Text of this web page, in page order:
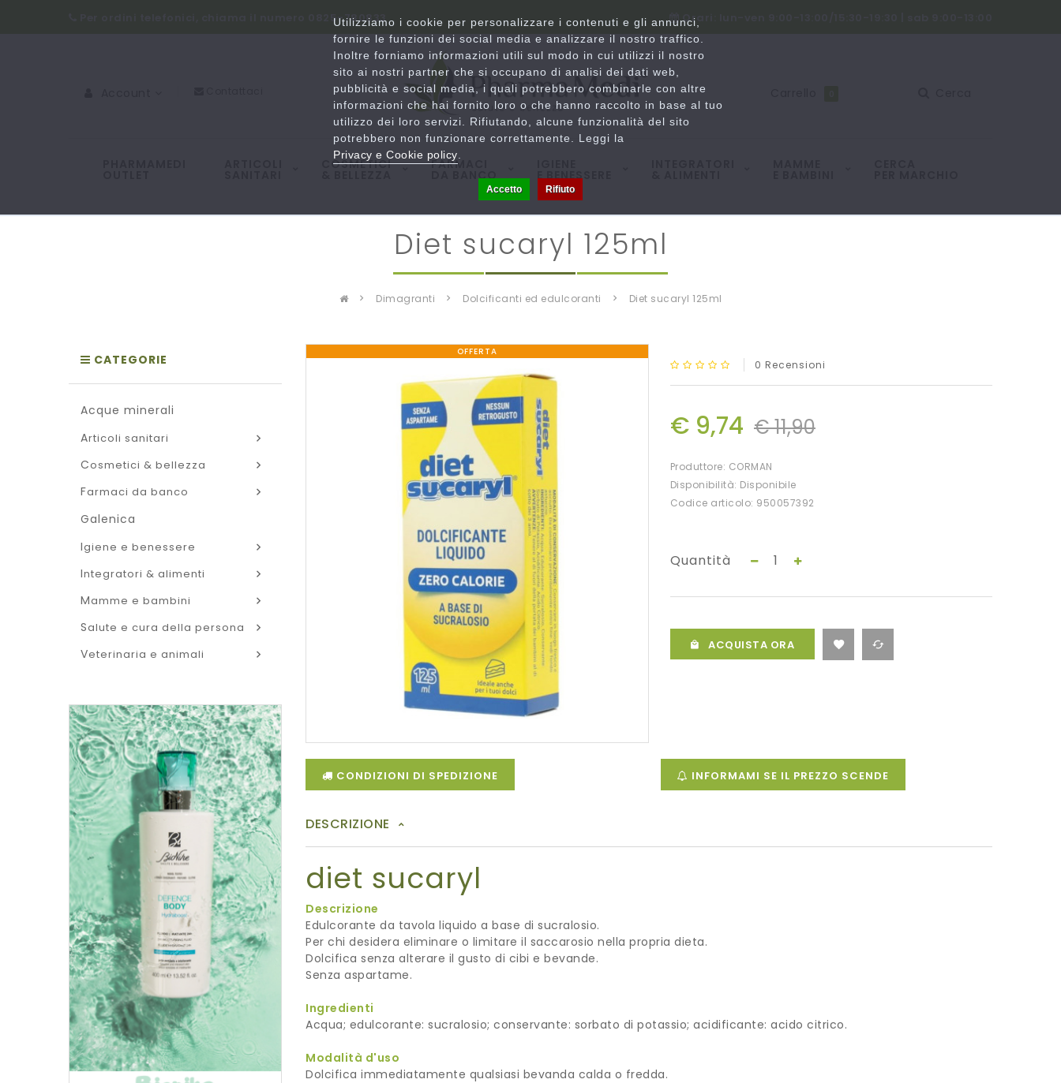
Per ordini telefonici, chiama il numero 0825-780833 Orari: lun-ven 9:00-13:00/15:30-19:30 | sab 9:00-13:00
COSMETICI FARMACI
DA BANCO E BENESSERE
diet sucaryl 125ml
dimagranti dolcificanti ed edulcoranti diet sucaryl 125ml
CATEGORIE
acque minerali
articoli sanitari
cosmetici & bellezza
farmaci da banco
galenica
igiene e benessere
integratori & alimenti
mamme e bambini
salute e cura della persona
veterinaria e animali
OFFERTA
0 Recensioni
€ 9,74 € 11,90
Produttore: CORMAN
Disponibilità: Disponibile
Codice articolo: 950057392
Quantità
ACQUISTA ORA
CONDIZIONI DI SPEDIZIONE INFORMAMI SE IL PREZZO SCENDE
DESCRIZIONE
diet sucaryl
Descrizione
Edulcorante da tavola liquido a base di sucralosio.
Per chi desidera eliminare o limitare il saccarosio nella propria dieta.
Dolcifica senza alterare il gusto di cibi e bevande.
Senza aspartame.
Ingredienti
Acqua; edulcorante: sucralosio; conservante: sorbato di potassio; acidificante: acido citrico.
Modalità d'uso
Dolcifica immediatamente qualsiasi bevanda calda o fredda.
Utilizziamo i cookie per personalizzare i contenuti e gli annunci,
fornire le funzioni dei social media e analizzare il nostro traffico.
Inoltre forniamo informazioni utili sul modo in cui utilizzi il nostro
sito ai nostri partner che si occupano di analisi dei dati web,
pubblicità e social media, i quali potrebbero combinarle con altre
informazioni che hai fornito loro o che hanno raccolto in base al tuo
utilizzo dei loro servizi. Rifiutando, alcune funzionalità del sito
potrebbero non funzionare correttamente. Leggi la
Privacy e Cookie policy
Accetto Rifiuto